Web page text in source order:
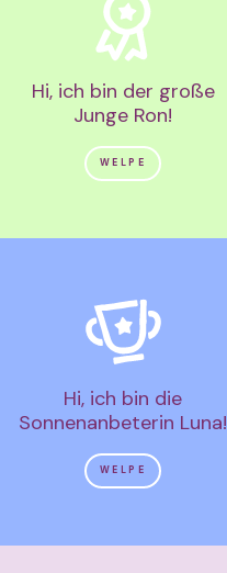
Hi, ich bin der große
Junge Ron!
WELPE
Hi, ich bin die
Sonnenanbeterin Luna!
WELPE